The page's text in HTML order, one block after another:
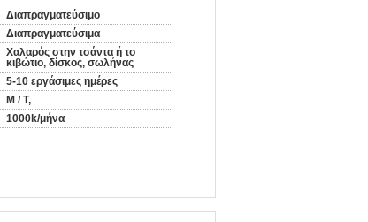
Διαπραγματεύσιμο
Διαπραγματεύσιμα
Χαλαρός στην τσάντα ή το
κιβώτιο, δίσκος, σωλήνας
5-10 εργάσιμες ημέρες
Μ / Τ,
1000k/μήνα